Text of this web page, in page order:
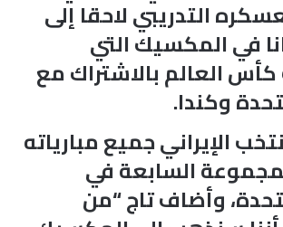
التدريبي لاحقا إلى
في المكسيك التي
العالم بالاشتراك مع
وكندا.
الإيراني جميع مبارياته
السابعة في
وأضاف تاج “من